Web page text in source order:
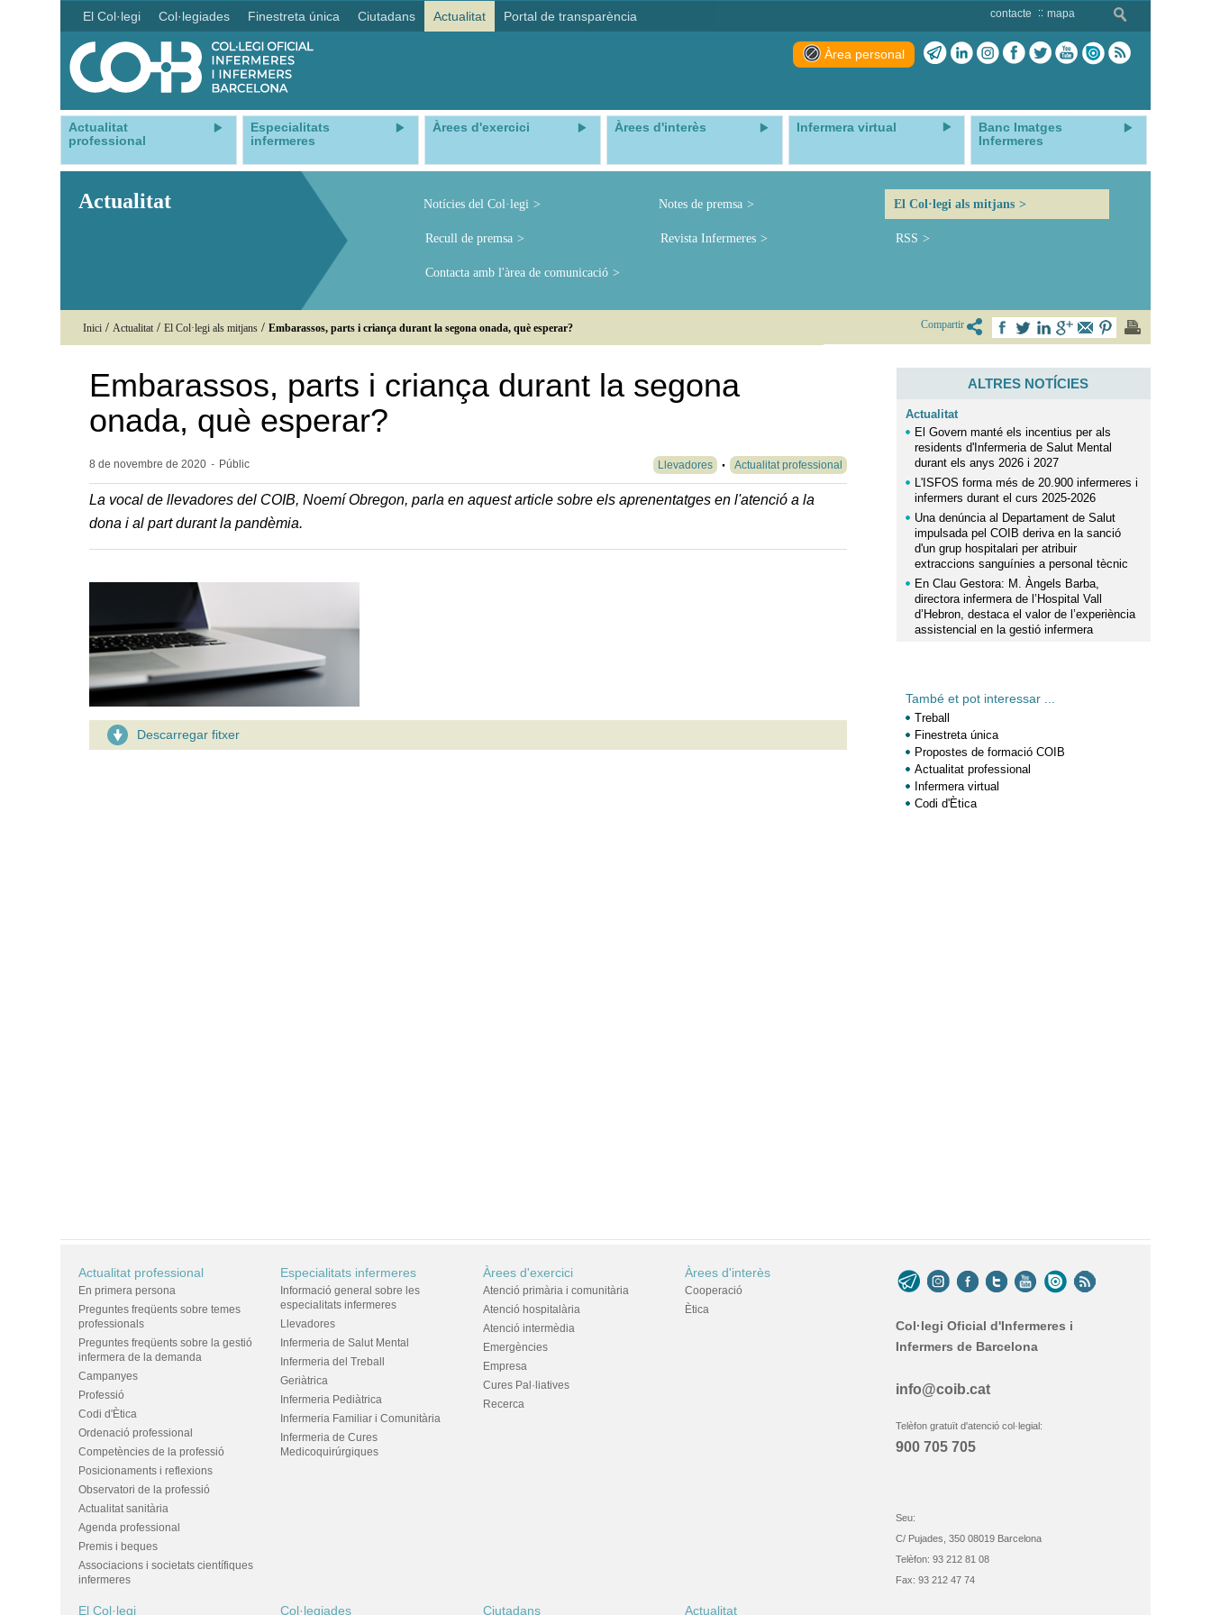
El Col·legi Col·legiades Finestreta única Ciutadans Actualitat Portal de transparència contacte mapa
Àrea personal
Actualitat
professional
Especialitats
infermeres
Àrees d'exercici Àrees d'interès Infermera virtual
Banc Imatges
Infermeres
Actualitat Notícies del Col·legi Notes de premsa El Col·legi als mitjans
Recull de premsa Revista Infermeres RSS
Contacta amb l'àrea de comunicació
Inici / Actualitat / El Col·legi als mitjans / Embarassos, parts i criança durant la segona onada, què esperar? Compartir
Embarassos, parts i criança durant la segona
onada, què esperar?
8 de novembre de 2020 - Públic Llevadores Actualitat professional
La vocal de llevadores del COIB, Noemí Obregon, parla en aquest article sobre els aprenentatges en l'atenció a la
dona i al part durant la pandèmia.
Descarregar fitxer
ALTRES NOTÍCIES
Actualitat
El Govern manté els incentius per als
residents d'Infermeria de Salut Mental
durant els anys 2026 i 2027
L'ISFOS forma més de 20.900 infermeres i
infermers durant el curs 2025-2026
Una denúncia al Departament de Salut
impulsada pel COIB deriva en la sanció
d'un grup hospitalari per atribuir
extraccions sanguínies a personal tècnic
En Clau Gestora: M. Àngels Barba,
directora infermera de l’Hospital Vall
d’Hebron, destaca el valor de l’experiència
assistencial en la gestió infermera
També et pot interessar ...
Treball
Finestreta única
Propostes de formació COIB
Actualitat professional
Infermera virtual
Codi d'Ètica
Actualitat professional
En primera persona
Preguntes freqüents sobre temes
professionals
Preguntes freqüents sobre la gestió
infermera de la demanda
Campanyes
Professió
Codi d'Ètica
Ordenació professional
Competències de la professió
Posicionaments i reflexions
Observatori de la professió
Actualitat sanitària
Agenda professional
Premis i beques
Associacions i societats científiques
infermeres
Especialitats infermeres
Informació general sobre les
especialitats infermeres
Llevadores
Infermeria de Salut Mental
Infermeria del Treball
Geriàtrica
Infermeria Pediàtrica
Infermeria Familiar i Comunitària
Infermeria de Cures
Medicoquirúrgiques
Àrees d'exercici
Atenció primària i comunitària
Atenció hospitalària
Atenció intermèdia
Emergències
Empresa
Cures Pal·liatives
Recerca
Àrees d'interès
Cooperació
Ètica
El Col·legi Col·legiades Ciutadans Actualitat
Col·legi Oficial d'Infermeres i
Infermers de Barcelona
info@coib.cat
Telèfon gratuït d'atenció col·legial:
900 705 705
Seu:
C/ Pujades, 350 08019 Barcelona
Telèfon: 93 212 81 08
Fax: 93 212 47 74